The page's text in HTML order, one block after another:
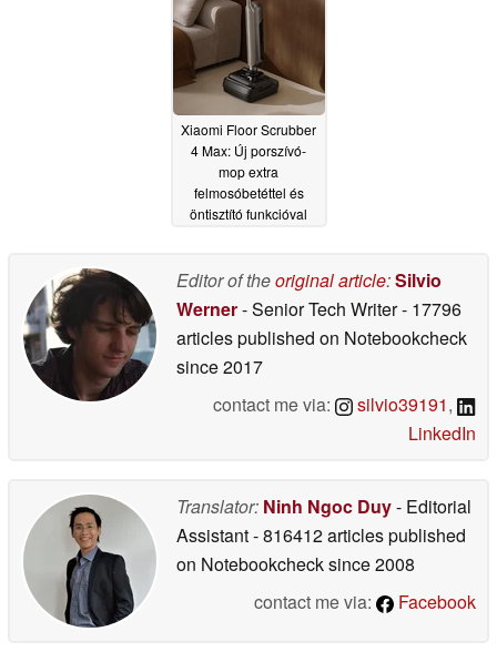
Xiaomi Floor Scrubber
4 Max: Új porszívó-
mop extra
felmosóbetéttel és
öntisztító funkcióval
Editor of theoriginal article:Silvio
Werner- Senior Tech Writer- 17796
articles published on Notebookcheck
since 2017
contact me via:
silvio39191,
LinkedIn
Translator: Ninh Ngoc Duy- Editorial
Assistant- 816412 articles published
on Notebookchecksince 2008
contact me via:
Facebook